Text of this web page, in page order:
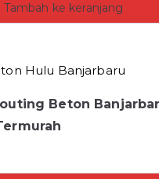
Tambah ke keranjang
Beton